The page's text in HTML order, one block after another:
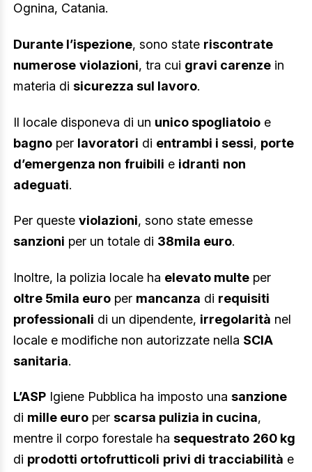
Ognina, Catania.
Durante l’ispezione, sono state riscontrate
numerose violazioni, tra cui gravi carenze in
materia di sicurezza sul lavoro.
Il locale disponeva di un unico spogliatoio e
bagno per lavoratori di entrambi i sessi, porte
d’emergenza non fruibili e idranti non
adeguati.
Per queste violazioni, sono state emesse
sanzioni per un totale di 38mila euro.
Inoltre, la polizia locale ha elevato multe per
oltre 5mila euro per mancanza di requisiti
professionali di un dipendente, irregolarità nel
locale e modifiche non autorizzate nella SCIA
sanitaria.
L’ASP Igiene Pubblica ha imposto una sanzione
di mille euro per scarsa pulizia in cucina,
mentre il corpo forestale ha sequestrato 260 kg
di prodotti ortofrutticoli privi di tracciabilità e